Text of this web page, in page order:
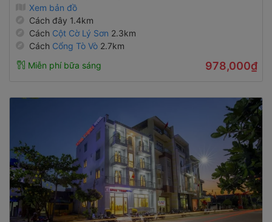
Xem bản đồ
Cách đây 1.4km
Cách Cột Cờ Lý Sơn 2.3km
Cách Cổng Tò Vò 2.7km
Miễn phí bữa sáng
978,000₫